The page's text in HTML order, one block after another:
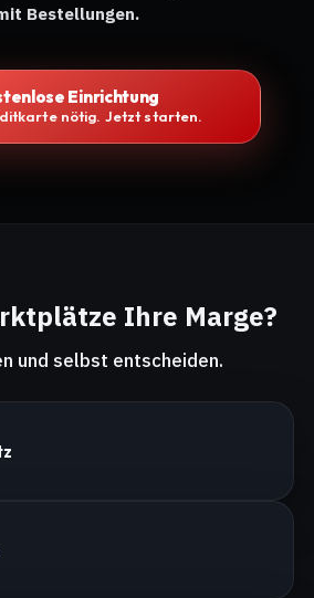
Bestellungen.
Einrichtung
nötig. Jetzt starten.
Ihre Marge?
und selbst entscheiden.